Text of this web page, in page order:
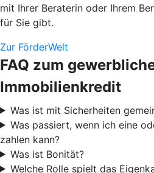
mit Ihrer Beraterin oder Ihrem
für Sie gibt.
Zur FörderWelt
FAQ zum
Immobilienkredit
Was ist mit Sicherheiten
Was passiert, wenn ich eine
zahlen kann?
Was ist Bonität?
Welche Rolle spielt das